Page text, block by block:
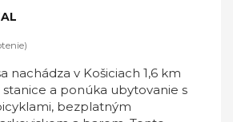
nachádza v Košiciach 1,6 km
a ponúka ubytovanie s
bezplatným